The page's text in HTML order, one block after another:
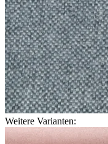
Weitere Varianten: